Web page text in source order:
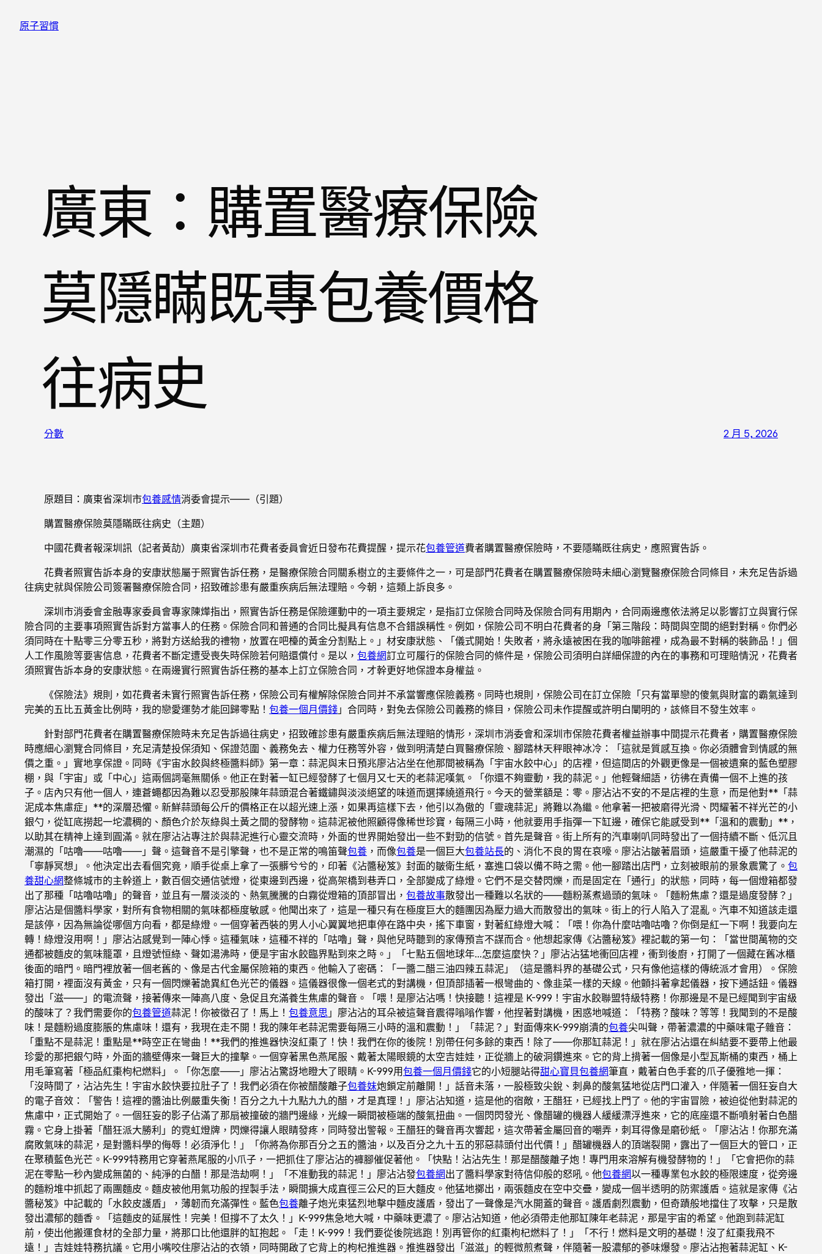
原子習慣
廣東：購置醫療保險
莫隱瞞既專包養價格
往病史
分數 2 月 5, 2026
原題目：廣東省深圳市包養感情消委會提示——（引題）
購置醫療保險莫隱瞞既往病史（主題）
中國花費者報深圳訊（記者黃劼）廣東省深圳市花費者委員會近日發布花費提醒，提示花包養管道費者購置醫療保險時，不要隱瞞既往病史，應照實告訴。
花費者照實告訴本身的安康狀態屬于照實告訴任務，是醫療保險合同關系樹立的主要條件之一，可是部門花費者在購置醫療保險時未細心瀏覽醫療保險合同條目，未充足告訴過
往病史就與保險公司簽署醫療保險合同，招致確診患有嚴重疾病后無法理賠。今朝，這類上訴良多。
深圳市消委會金融專家委員會專家陳燁指出，照實告訴任務是保險運動中的一項主要規定，是指訂立保險合同時及保險合同有用期內，合同兩邊應依法將足以影響訂立與實行保
險合同的主要事項照實告訴對方當事人的任務。保險合同和普通的合同比擬具有信息不合錯誤稱性。例如，保險公司不明白花費者的身「第三階段：時間與空間的絕對對稱。你們必
須同時在十點零三分零五秒，將對方送給我的禮物，放置在吧檯的黃金分割點上。」材安康狀態、「儀式開始！失敗者，將永遠被困在我的咖啡館裡，成為最不對稱的裝飾品！」個
人工作風險等要害信息，花費者不斷定遭受喪失時保險若何賠還償付。是以， 包養網訂立可履行的保險合同的條件是，保險公司須明白詳細保證的內在的事務和可理賠情況，花費者
須照實告訴本身的安康狀態。在兩邊實行照實告訴任務的基本上訂立保險合同，才幹更好地保證本身權益。
《保險法》規則，如花費者未實行照實告訴任務，保險公司有權解除保險合同并不承當響應保險義務。同時也規則，保險公司在訂立保險「只有當單戀的傻氣與財富的霸氣達到
完美的五比五黃金比例時，我的戀愛運勢才能回歸零點！ 包養一個月價錢 」合同時，對免去保險公司義務的條目，保險公司未作提醒或許明白闡明的，該條目不發生效率。
針對部門花費者在購置醫療保險時未充足告訴過往病史，招致確診患有嚴重疾病后無法理賠的情形，深圳市消委會和深圳市保險花費者權益辦事中間提示花費者，購置醫療保險
時應細心瀏覽合同條目，充足清楚投保須知、保證范圍、義務免去、權力任務等外容，做到明清楚白買醫療保險、腳踏林天秤眼神冰冷：「這就是質感互換。你必須體會到情感的無
價之重。」實地享保證。同時《宇宙水餃與終極醬料師》第一章：蒜泥與末日預兆廖沾沾坐在他那間被稱為「宇宙水餃中心」的店裡，但這間店的外觀更像是一個被遺棄的藍色塑膠
棚，與「宇宙」或「中心」這兩個詞毫無關係。他正在對著一缸已經發酵了七個月又七天的老蒜泥嘆氣。「你還不夠靈動，我的蒜泥。」他輕聲細語，彷彿在責備一個不上進的孩
子。店內只有他一個人，連蒼蠅都因為難以忍受那股陳年蒜頭混合著鐵鏽與淡淡絕望的味道而選擇繞道飛行。今天的營業額是：零。廖沾沾不安的不是店裡的生意，而是他對**「蒜
泥成本焦慮症」**的深層恐懼。新鮮蒜頭每公斤的價格正在以超光速上漲，如果再這樣下去，他引以為傲的「靈魂蒜泥」將難以為繼。他拿著一把被磨得光滑、閃耀著不祥光芒的小
銀勺，從缸底撈起一坨濃稠的、顏色介於灰綠與土黃之間的發酵物。這蒜泥被他照顧得像稀世珍寶，每隔三小時，他就要用手指彈一下缸邊，確保它能感受到**「溫和的震動」**，
以助其在精神上達到圓滿。就在廖沾沾專注於與蒜泥進行心靈交流時，外面的世界開始發出一些不對勁的信號。首先是聲音。街上所有的汽車喇叭同時發出了一個持續不斷、低沉且
潮濕的「咕嚕——咕嚕——」聲。這聲音不是引擎聲，也不是正常的鳴笛聲包養 ，而像包養是一個巨大包養站長的、消化不良的胃在哀嚎。廖沾沾皺著眉頭，這嚴重干擾了他蒜泥的
「寧靜冥想」。他決定出去看個究竟，順手從桌上拿了一張髒兮兮的，印著《沾醬秘笈》封面的皺衛生紙，塞進口袋以備不時之需。他一腳踏出店門，立刻被眼前的景象震驚了。 包
養甜心網整條城市的主幹道上，數百個交通信號燈，從東邊到西邊，從高架橋到巷弄口，全部變成了綠燈。它們不是交替閃爍，而是固定在「通行」的狀態，同時，每一個燈箱都發
出了那種「咕嚕咕嚕」的聲音，並且有一層淡淡的、熱氣騰騰的白霧從燈箱的頂部冒出， 包養故事散發出一種難以名狀的——麵粉蒸煮過頭的氣味。「麵粉焦慮？還是過度發酵？」
廖沾沾是個醬料學家，對所有食物相關的氣味都極度敏感。他聞出來了，這是一種只有在極度巨大的麵團因為壓力過大而散發出的氣味。街上的行人陷入了混亂。汽車不知道該走還
是該停，因為無論從哪個方向看，都是綠燈。一個穿著西裝的男人小心翼翼地把車停在路中央，搖下車窗，對著紅綠燈大喊：「喂！你為什麼咕嚕咕嚕？你倒是紅一下啊！我要向左
轉！綠燈沒用啊！」廖沾沾感覺到一陣心悸。這種氣味，這種不祥的「咕嚕」聲，與他兒時聽到的家傳預言不謀而合。他想起家傳《沾醬秘笈》裡記載的第一句：「當世間萬物的交
通都被麵皮的氣味籠罩，且燈號恒綠、聲如湯沸時，便是宇宙水餃臨界點到來之時。」「七點五個地球年…怎麼這麼快？」廖沾沾猛地衝回店裡，衝到後廚，打開了一個藏在舊冰櫃
後面的暗門。暗門裡放著一個老舊的、像是古代金屬保險箱的東西。他輸入了密碼：「一醬二醋三油四辣五蒜泥」（這是醬料界的基礎公式，只有像他這樣的傳統派才會用）。保險
箱打開，裡面沒有黃金，只有一個閃爍著詭異紅色光芒的儀器。這儀器很像一個老式的對講機，但頂部插著一根彎曲的、像韭菜一樣的天線。他顫抖著拿起儀器，按下通話鈕。儀器
發出「滋——」的電流聲，接著傳來一陣高八度、急促且充滿養生焦慮的聲音。「喂！是廖沾沾嗎！快接聽！這裡是 K-999！宇宙水餃聯盟特級特務！你那邊是不是已經聞到宇宙級
的酸味了？我們需要你的包養管道蒜泥！你被徵召了！馬上！ 包養意思 」廖沾沾的耳朵被這聲音震得嗡嗡作響，他捏著對講機，困惑地喊道：「特務？酸味？等等！我聞到的不是酸
味！是麵粉過度膨脹的焦慮味！還有，我現在走不開！我的陳年老蒜泥需要每隔三小時的溫和震動！」「蒜泥？」對面傳來K-999崩潰的包養尖叫聲，帶著濃濃的中藥味電子雜音：
「重點不是蒜泥！重點是**時空正在彎曲！**我們的推進器快沒紅棗了！快！我們在你的後院！別帶任何多餘的東西！除了——你那缸蒜泥！」就在廖沾沾還在糾結要不要帶上他最
珍愛的那把銀勺時，外面的牆壁傳來一聲巨大的撞擊。一個穿著黑色燕尾服、戴著太陽眼鏡的太空吉娃娃，正從牆上的破洞鑽進來。它的背上揹著一個像是小型瓦斯桶的東西，桶上
用毛筆寫著「極品紅棗枸杞燃料」。「你怎麼——」廖沾沾驚訝地瞪大了眼睛。K-999用包養一個月價錢它的小短腿站得甜心寶貝包養網筆直，戴著白色手套的爪子優雅地一揮：
「沒時間了，沾沾先生！宇宙水餃快要拉肚子了！我們必須在你被醋酸離子包養妹炮鎖定前離開！」話音未落，一股極致尖銳、刺鼻的酸氣猛地從店門口灌入，伴隨著一個狂妄自大
的電子音效：「警告！這裡的醬油比例嚴重失衡！百分之九十九點九九的醋，才是真理！」廖沾沾知道，這是他的宿敵，王醋狂，已經找上門了。他的宇宙冒險，被迫從他對蒜泥的
焦慮中，正式開始了。一個狂妄的影子佔滿了那扇被撞破的牆門邊緣，光線一瞬間被極端的酸氣扭曲。一個閃閃發光、像醋罐的機器人緩緩漂浮進來，它的底座還不斷噴射著白色醋
霧。它身上掛著「醋狂派大勝利」的霓虹燈牌，閃爍得讓人眼睛發疼，同時發出警報。王醋狂的聲音再次響起，這次帶著金屬回音的嘲弄，刺耳得像是磨砂紙。「廖沾沾！你那充滿
腐敗氣味的蒜泥，是對醬料學的侮辱！必須淨化！」「你將為你那百分之五的醬油，以及百分之九十五的邪惡蒜頭付出代價！」醋罐機器人的頂端裂開，露出了一個巨大的管口，正
在聚積藍色光芒。K-999特務用它穿著燕尾服的小爪子，一把抓住了廖沾沾的褲腳催促著他。「快點！沾沾先生！那是醋酸離子炮！專門用來溶解有機發酵物的！」「它會把你的蒜
泥在零點一秒內變成無菌的、純淨的白醋！那是浩劫啊！」「不准動我的蒜泥！」廖沾沾發包養網出了醬料學家對待信仰般的怒吼。他包養網以一種專業包水餃的極限速度，從旁邊
的麵粉堆中抓起了兩團麵皮。麵皮被他用氣功般的捏製手法，瞬間擴大成直徑三公尺的巨大麵皮。他猛地擲出，兩張麵皮在空中交疊，變成一個半透明的防禦護盾。這就是家傳《沾
醬秘笈》中記載的「水餃皮護盾」，薄韌而充滿彈性。藍色包養離子炮光束猛烈地擊中麵皮護盾，發出了一聲像是汽水開蓋的聲音。護盾劇烈震動，但奇蹟般地擋住了攻擊，只是散
發出濃郁的麵香。「這麵皮的延展性！完美！但撐不了太久！」K-999焦急地大喊，中藥味更濃了。廖沾沾知道，他必須帶走他那缸陳年老蒜泥，那是宇宙的希望。他跑到蒜泥缸
前，使出他搬運食材的全部力量，將那口比他還胖的缸抱起。「走！K-999！我們要從後院逃跑！別再管你的紅棗枸杞燃料了！」「不行！燃料是文明的基礎！沒了紅棗我飛不
遠！」吉娃娃特務抗議。它用小嘴咬住廖沾沾的衣領，同時開啟了它背上的枸杞推進器。推進器發出「滋滋」的輕微煎煮聲，伴隨著一股濃郁的蔘味爆發。廖沾沾抱著蒜泥缸、K-